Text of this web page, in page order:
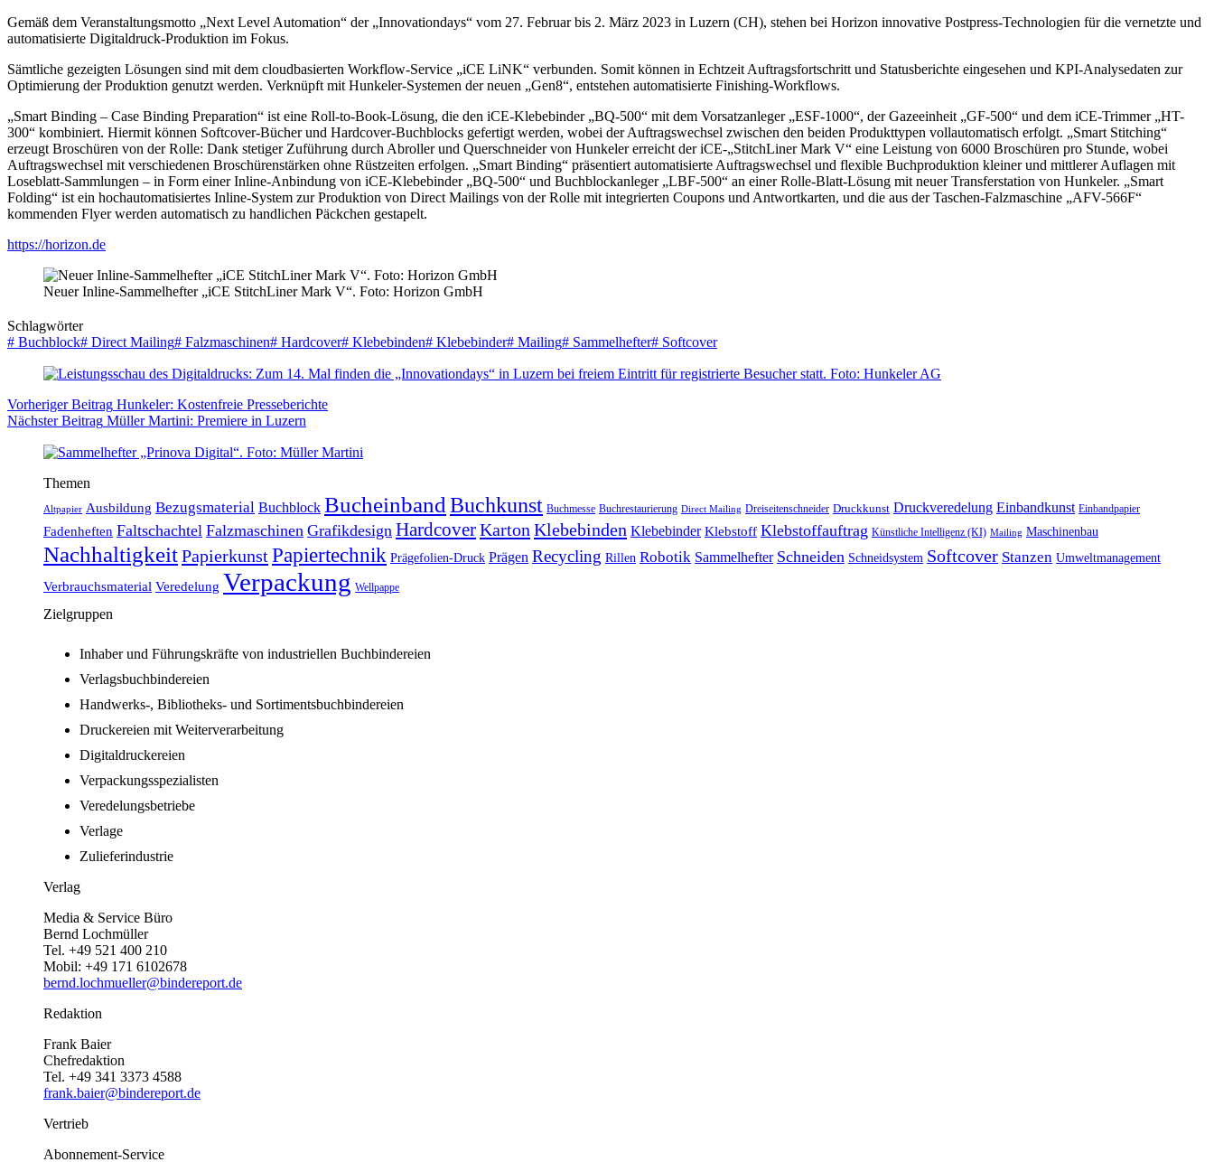
Gemäß dem Veranstaltungsmotto „Next Level Automation“ der „Innovationdays“ vom 27. Februar bis 2. März 2023 in Luzern (CH), stehen bei Horizon innovative Postpress-Technologien für die vernetzte und
automatisierte Digitaldruck-Produktion im Fokus.
Sämtliche gezeigten Lösungen sind mit dem cloudbasierten Workflow-Service „iCE LiNK“ verbunden. Somit können in Echtzeit Auftragsfortschritt und Statusberichte eingesehen und KPI-Analysedaten zur
Optimierung der Produktion genutzt werden. Verknüpft mit Hunkeler-Systemen der neuen „Gen8“, entstehen automatisierte Finishing-Workflows.
„Smart Binding – Case Binding Preparation“ ist eine Roll-to-Book-Lösung, die den iCE-Klebebinder „BQ-500“ mit dem Vorsatzanleger „ESF-1000“, der Gazeeinheit „GF-500“ und dem iCE-Trimmer „HT-
300“ kombiniert. Hiermit können Softcover-Bücher und Hardcover-Buchblocks gefertigt werden, wobei der Auftragswechsel zwischen den beiden Produkttypen vollautomatisch erfolgt. „Smart Stitching“
erzeugt Broschüren von der Rolle: Dank stetiger Zuführung durch Abroller und Querschneider von Hunkeler erreicht der iCE-„StitchLiner Mark V“ eine Leistung von 6000 Broschüren pro Stunde, wobei
Auftragswechsel mit verschiedenen Broschürenstärken ohne Rüstzeiten erfolgen. „Smart Binding“ präsentiert automatisierte Auftragswechsel und flexible Buchproduktion kleiner und mittlerer Auflagen mit
Loseblatt-Sammlungen – in Form einer Inline-Anbindung von iCE-Klebebinder „BQ-500“ und Buchblockanleger „LBF-500“ an einer Rolle-Blatt-Lösung mit neuer Transferstation von Hunkeler. „Smart
Folding“ ist ein hochautomatisiertes Inline-System zur Produktion von Direct Mailings von der Rolle mit integrierten Coupons und Antwortkarten, und die aus der Taschen-Falzmaschine „AFV-566F“
kommenden Flyer werden automatisch zu handlichen Päckchen gestapelt.
https://horizon.de
Neuer Inline-Sammelhefter „iCE StitchLiner Mark V“. Foto: Horizon GmbH
Schlagwörter
# Buchblock# Direct Mailing# Falzmaschinen# Hardcover# Klebebinden# Klebebinder# Mailing# Sammelhefter# Softcover
VorherigerBeitrag Hunkeler: Kostenfreie Presseberichte
NächsterBeitrag Müller Martini: Premiere in Luzern
Themen
Altpapier Ausbildung Bezugsmaterial Buchblock BucheinbandBuchkunst Buchmesse Buchrestaurierung Direct Mailing Dreiseitenschneider Druckkunst Druckveredelung Einbandkunst Einbandpapier
Fadenheften Faltschachtel Falzmaschinen Grafikdesign HardcoverKarton Klebebinden Klebebinder Klebstoff Klebstoffauftrag Künstliche Intelligenz (KI) Mailing Maschinenbau
NachhaltigkeitPapierkunstPapiertechnik Prägefolien-Druck Prägen Recycling Rillen Robotik Sammelhefter Schneiden Schneidsystem Softcover Stanzen Umweltmanagement
Verbrauchsmaterial Veredelung Verpackung Wellpappe
Zielgruppen
Inhaber und Führungskräfte von industriellen Buchbindereien
Verlagsbuchbindereien
Handwerks-, Bibliotheks- und Sortimentsbuchbindereien
Druckereien mit Weiterverarbeitung
Digitaldruckereien
Verpackungsspezialisten
Veredelungsbetriebe
Verlage
Zulieferindustrie
Verlag
Media & Service Büro
Bernd Lochmüller
Tel. +49 521 400 210
Mobil: +49 171 6102678
bernd.lochmueller@bindereport.de
Redaktion
Frank Baier
Chefredaktion
Tel. +49 341 3373 4588
frank.baier@bindereport.de
Vertrieb
Abonnement-Service